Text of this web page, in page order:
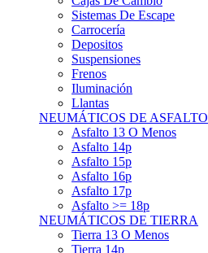
Sistemas De Escape
Carrocería
Depositos
Suspensiones
Frenos
Iluminación
Llantas
NEUMÁTICOS DE ASFALTO
Asfalto 13 O Menos
Asfalto 14p
Asfalto 15p
Asfalto 16p
Asfalto 17p
Asfalto >= 18p
NEUMÁTICOS DE TIERRA
Tierra 13 O Menos
Tierra 14p